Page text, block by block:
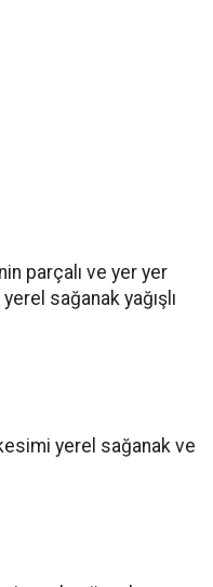
parçalı ve yer yer
sağanak yağışlı
yerel sağanak ve